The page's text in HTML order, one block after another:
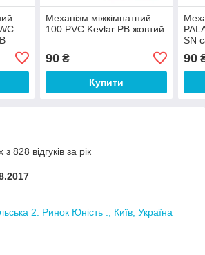
Механізм міжкімнатний
100 PVC Kevlar PB жовтий
90₴
Купити
SN
90
828 відгуків за рік
2. Ринок Юність ., Київ, Україна